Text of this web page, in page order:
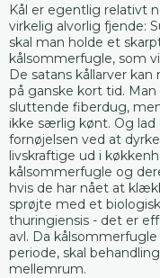
Kål er egentlig relativt
virkelig alvorlig fjende:
skal man holde et
kålsommerfugle, som
De satans kållarver
på ganske kort tid.
sluttende fiberdug,
ikke særlig kønt. Og
fornøjelsen ved at
livskraftige ud i
kålsommerfugle og
hvis de har nået at
sprøjte med et
thuringiensis - det er
avl. Da
periode, skal
mellemrum.